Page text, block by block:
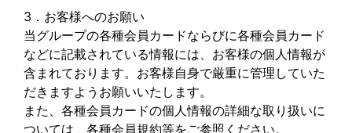
3．お客様へのお願い
当グループの各種会員カードならびに各種会員カード
などに記載されている情報には、お客様の個人情報が
含まれております。お客様自身で厳重に管理していた
だきますようお願いいたします。
また、各種会員カードの個人情報の詳細な取り扱いに
ついては、各種会員規約等をご参照ください。